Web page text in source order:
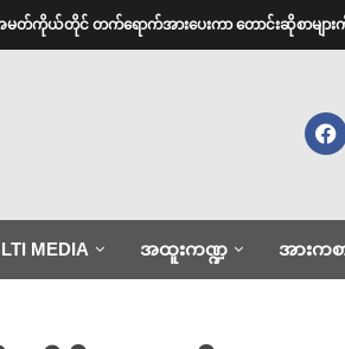
တ်ကိုယ်တိုင် တက်ရောက်အားပေးကာ တောင်းဆိုစာမျာ
MEDIA အထူးကဏ္ဍ အားကစ